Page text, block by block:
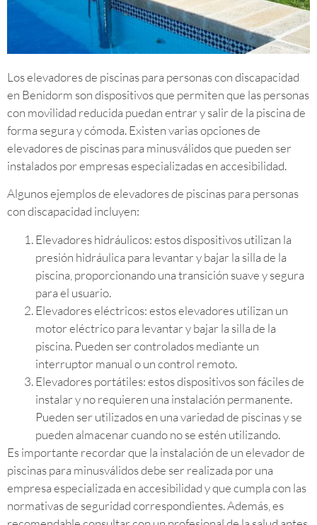
Los elevadores de piscinas para personas con discapacidad
en Benidorm son dispositivos que permiten que las personas
con movilidad reducida puedan entrar y salir de la piscina de
forma segura y cómoda. Existen varias opciones de
elevadores de piscinas para minusválidos que pueden ser
instalados por empresas especializadas en accesibilidad.
Algunos ejemplos de elevadores de piscinas para personas
con discapacidad incluyen:
Elevadores hidráulicos: estos dispositivos utilizan la
presión hidráulica para levantar y bajar la silla de la
piscina, proporcionando una transición suave y segura
para el usuario.
Elevadores eléctricos: estos elevadores utilizan un
motor eléctrico para levantar y bajar la silla de la
piscina. Pueden ser controlados mediante un
interruptor manual o un control remoto.
Elevadores portátiles: estos dispositivos son fáciles de
instalar y no requieren una instalación permanente.
Pueden ser utilizados en una variedad de piscinas y se
pueden almacenar cuando no se estén utilizando.
Es importante recordar que la instalación de un elevador de
piscinas para minusválidos debe ser realizada por una
empresa especializada en accesibilidad y que cumpla con las
normativas de seguridad correspondientes. Además, es